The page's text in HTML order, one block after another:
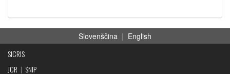
Slovenščina | English
SICRIS
JCR | SNIP